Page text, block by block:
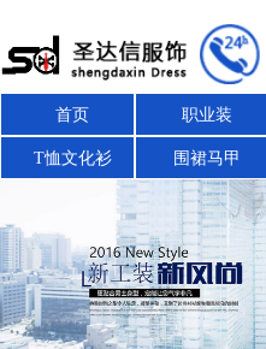
首页 职业装
T恤文化衫 围裙马甲